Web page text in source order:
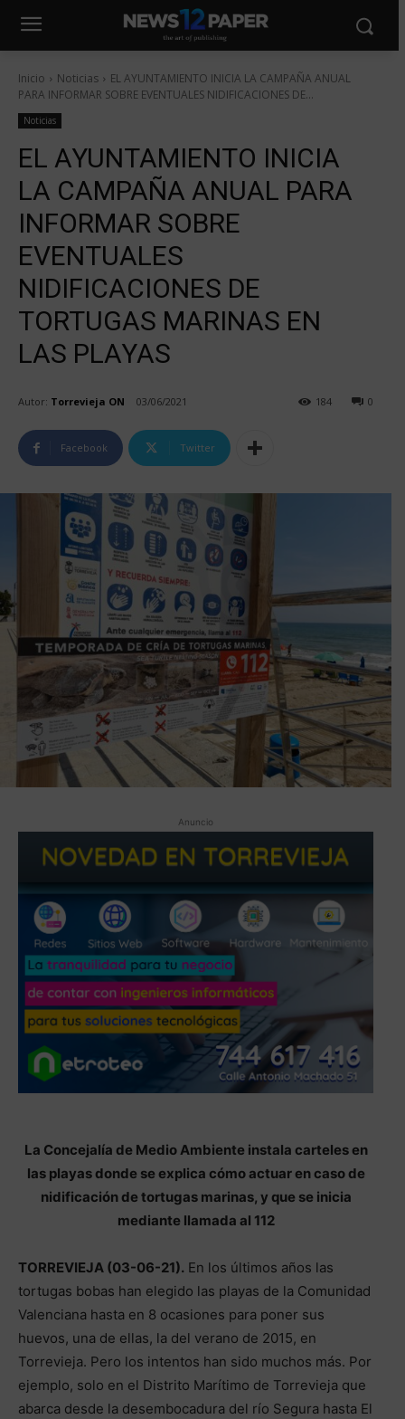
Inicio Noticias
EL AYUNTAMIENTO INICIA LA CAMPAÑA ANUAL
PARA INFORMAR SOBRE EVENTUALES NIDIFICACIONES DE...
Noticias
EL AYUNTAMIENTO INICIA
LA CAMPAÑA ANUAL PARA
INFORMAR SOBRE
EVENTUALES
NIDIFICACIONES DE
TORTUGAS MARINAS EN
LAS PLAYAS
Autor: Torrevieja ON 03/06/2021 0
184
Facebook Twitter
Anuncio
La Concejalía de Medio Ambiente instala carteles en
las playas donde se explica cómo actuar en caso de
nidificación de tortugas marinas, y que se inicia
mediante llamada al 112
TORREVIEJA (03-06-21). En los últimos años las
tortugas bobas han elegido las playas de la Comunidad
Valenciana hasta en 8 ocasiones para poner sus
huevos, una de ellas, la del verano de 2015, en
Torrevieja. Pero los intentos han sido muchos más. Por
ejemplo, solo en el Distrito Marítimo de Torrevieja que
abarca desde la desembocadura del río Segura hasta El